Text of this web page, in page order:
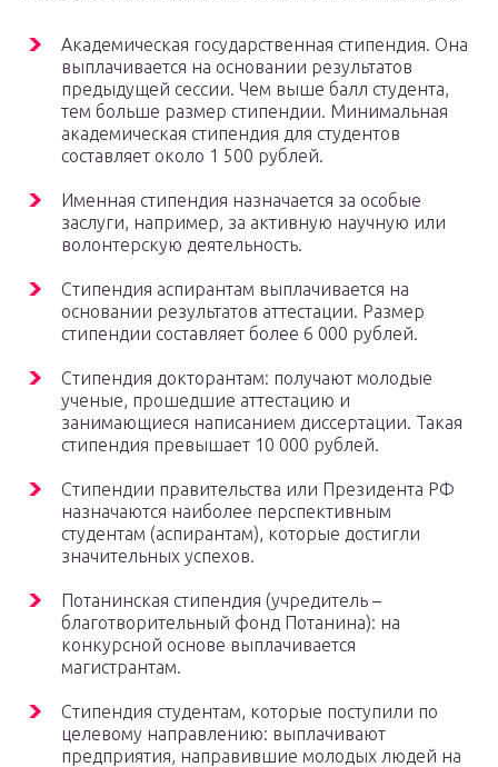
Академическая государственная стипендия. Она
выплачивается на основании результатов
предыдущей сессии. Чем выше балл студента,
тем больше размер стипендии. Минимальная
академическая стипендия для студентов
составляет около 1 500 рублей.
Именная стипендия назначается за особые
заслуги, например, за активную научную или
волонтерскую деятельность.
Стипендия аспирантам выплачивается на
основании результатов аттестации. Размер
стипендии составляет более 6 000 рублей.
Стипендия докторантам: получают молодые
ученые, прошедшие аттестацию и
занимающиеся написанием диссертации. Такая
стипендия превышает 10 000 рублей.
Стипендии правительства или Президента РФ
назначаются наиболее перспективным
студентам (аспирантам), которые достигли
значительных успехов.
Потанинская стипендия (учредитель –
благотворительный фонд Потанина): на
конкурсной основе выплачивается
магистрантам.
Стипендия студентам, которые поступили по
целевому направлению: выплачивают
предприятия, направившие молодых людей на